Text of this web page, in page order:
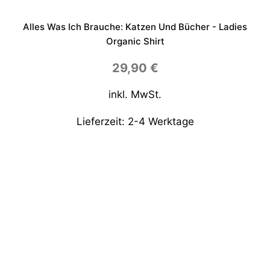
Alles Was Ich Brauche: Katzen Und Bücher - Ladies
Organic Shirt
29,90 €
inkl. MwSt.
Lieferzeit: 2-4 Werktage